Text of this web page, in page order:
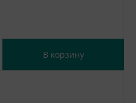
В корзину